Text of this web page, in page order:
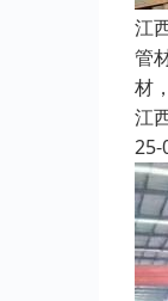
江
管
材
江
25-